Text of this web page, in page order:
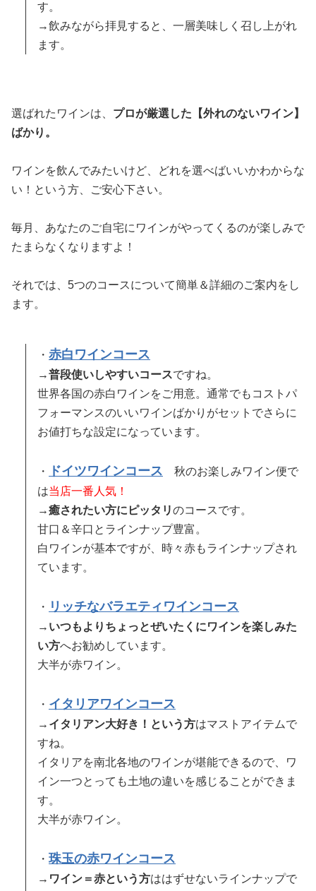
す。
→飲みながら拝見すると、一層美味しく召し上がれ
ます。
選ばれたワインは、 プロが厳選した【外れのないワイン】
ばかり。
ワインを飲んでみたいけど、どれを選べばいいかわからな
い！という方、ご安心下さい。
毎月、あなたのご自宅にワインがやってくるのが楽しみで
たまらなくなりますよ！
それでは、5つのコースについて簡単＆詳細のご案内をし
ます。
・ 赤白ワインコース
→普段使いしやすいコースですね。
世界各国の赤白ワインをご用意。通常でもコストパ
フォーマンスのいいワインばかりがセットでさらに
お値打ちな設定になっています。
・ ドイツワインコース 秋のお楽しみワイン便で
は当店一番人気！
→癒されたい方にピッタリのコースです。
甘口＆辛口とラインナップ豊富。
白ワインが基本ですが、時々赤もラインナップされ
ています。
・ リッチなバラエティワインコース
→ いつもよりちょっとぜいたくにワインを楽しみた
い方へお勧めしています。
大半が赤ワイン。
・ イタリアワインコース
→ イタリアン大好き！という方はマストアイテムで
すね。
イタリアを南北各地のワインが堪能できるので、ワ
イン一つとっても土地の違いを感じることができま
す。
大半が赤ワイン。
・ 珠玉の赤ワインコース
→ ワイン＝赤という方ははずせないラインナップで